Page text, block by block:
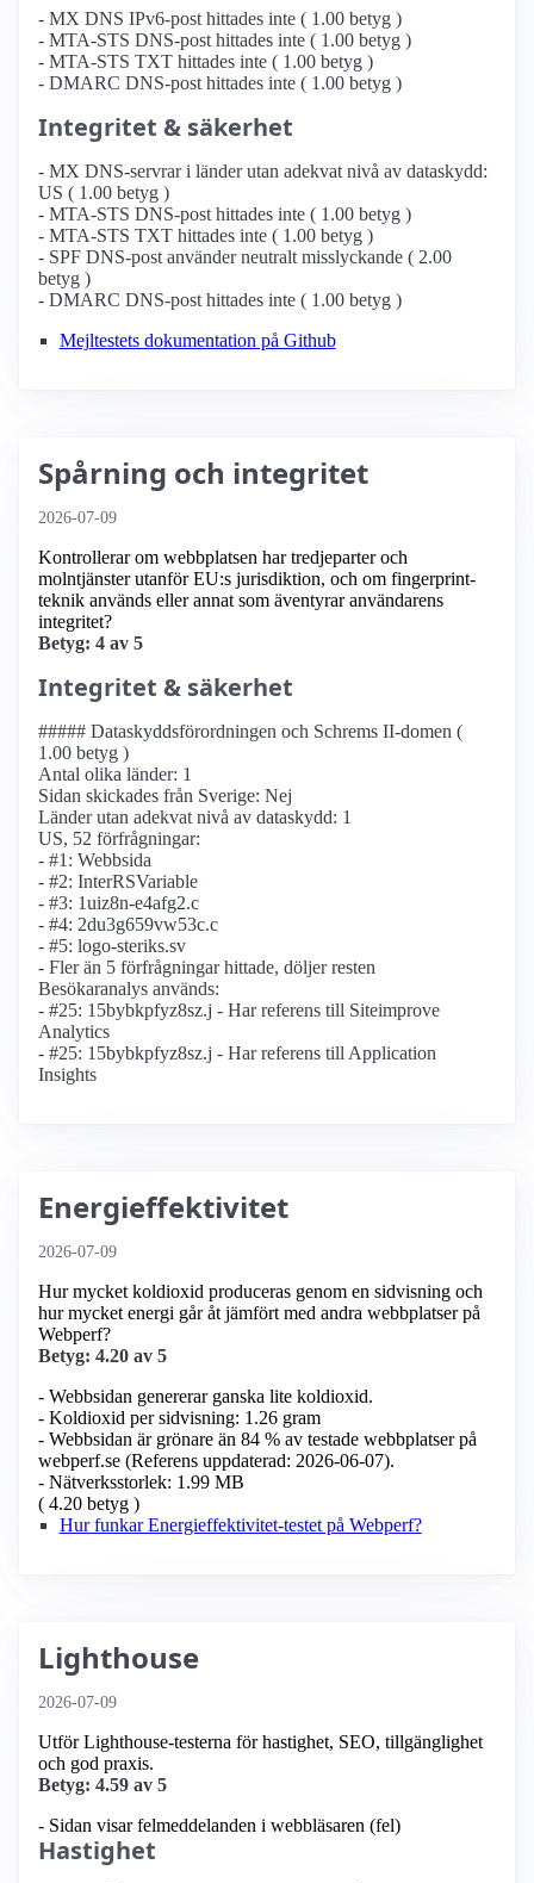
- MX DNS IPv6-post hittades inte ( 1.00 betyg )
- MTA-STS DNS-post hittades inte ( 1.00 betyg )
- MTA-STS TXT hittades inte ( 1.00 betyg )
- DMARC DNS-post hittades inte ( 1.00 betyg )
Integritet & säkerhet
- MX DNS-servrar i länder utan adekvat nivå av dataskydd:
US ( 1.00 betyg )
- MTA-STS DNS-post hittades inte ( 1.00 betyg )
- MTA-STS TXT hittades inte ( 1.00 betyg )
- SPF DNS-post använder neutralt misslyckande ( 2.00
betyg )
- DMARC DNS-post hittades inte ( 1.00 betyg )
Mejltestets dokumentation på Github
Spårning och integritet
2026-07-09
Kontrollerar om webbplatsen har tredjeparter och
molntjänster utanför EU:s jurisdiktion, och om fingerprint-
teknik används eller annat som äventyrar användarens
integritet?
Betyg: 4 av 5
Integritet & säkerhet
##### Dataskyddsförordningen och Schrems II-domen (
1.00 betyg )
Antal olika länder: 1
Sidan skickades från Sverige: Nej
Länder utan adekvat nivå av dataskydd: 1
US, 52 förfrågningar:
- #1: Webbsida
- #2: InterRSVariable
- #3: 1uiz8n-e4afg2.c
- #4: 2du3g659vw53c.c
- #5: logo-steriks.sv
- Fler än 5 förfrågningar hittade, döljer resten
Besökaranalys används:
- #25: 15bybkpfyz8sz.j - Har referens till Siteimprove
Analytics
- #25: 15bybkpfyz8sz.j - Har referens till Application
Insights
Energieffektivitet
2026-07-09
Hur mycket koldioxid produceras genom en sidvisning och
hur mycket energi går åt jämfört med andra webbplatser på
Webperf?
Betyg: 4.20 av 5
- Webbsidan genererar ganska lite koldioxid.
- Koldioxid per sidvisning: 1.26 gram
- Webbsidan är grönare än 84 % av testade webbplatser på
webperf.se (Referens uppdaterad: 2026-06-07).
- Nätverksstorlek: 1.99 MB
( 4.20 betyg )
Hur funkar Energieffektivitet-testet på Webperf?
Lighthouse
2026-07-09
Utför Lighthouse-testerna för hastighet, SEO, tillgänglighet
och god praxis.
Betyg: 4.59 av 5
- Sidan visar felmeddelanden i webbläsaren (fel)
Hastighet